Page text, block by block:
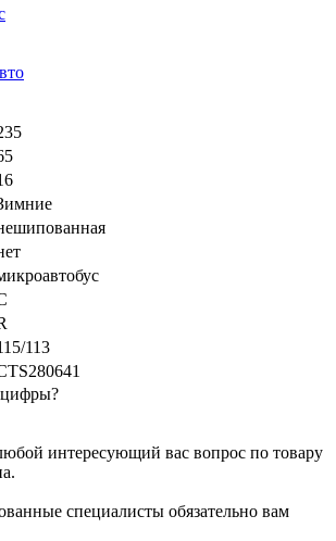
113
цифры?
интересующий вас вопрос по товару
специалисты обязательно вам